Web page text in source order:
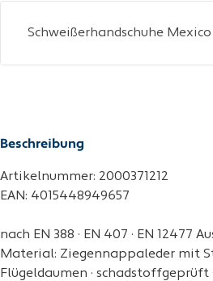
Beschreibung
Artikelnummer: 2000371212
EAN: 4015448949657
nach EN 388 · EN 407 · EN 12477
Material: Ziegennappaleder mit
Flügeldaumen ·